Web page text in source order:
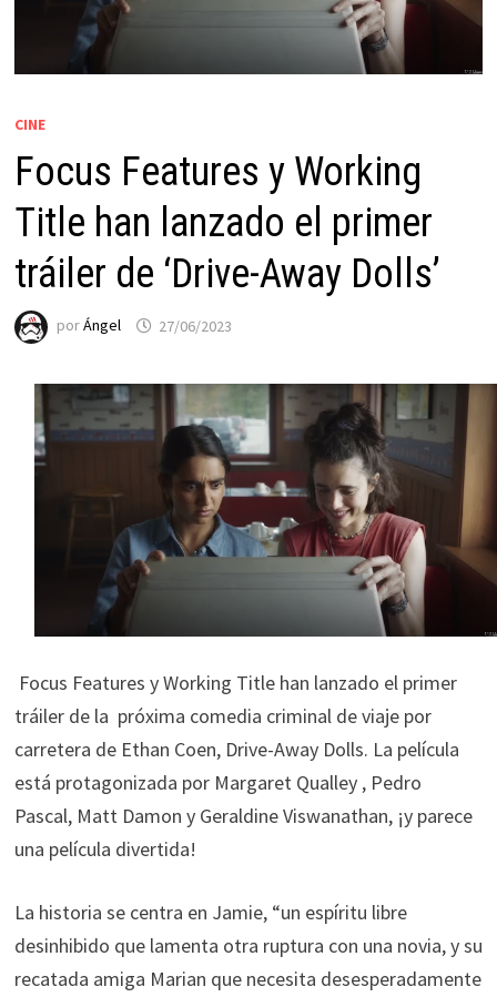
CINE
Focus Features y Working
Title han lanzado el primer
tráiler de ‘Drive-Away Dolls’
porÁngel 27/06/2023
Focus Features y Working Title han lanzado el primer
tráiler de la próxima comedia criminal de viaje por
carretera de Ethan Coen, Drive-Away Dolls. La película
está protagonizada por Margaret Qualley , Pedro
Pascal, Matt Damon y Geraldine Viswanathan, ¡y parece
una película divertida!
La historia se centra en Jamie, “un espíritu libre
desinhibido que lamenta otra ruptura con una novia, y su
recatada amiga Marian que necesita desesperadamente